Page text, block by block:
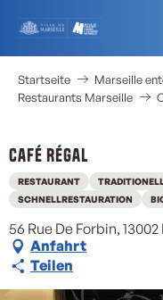
contenu
principal
Startseite Marseille
Restaurants Marseille
Café Régal
RESTAURANT
SCHNELLRESTAURATION
56 Rue De Forbin,
Anfahrt
Teilen